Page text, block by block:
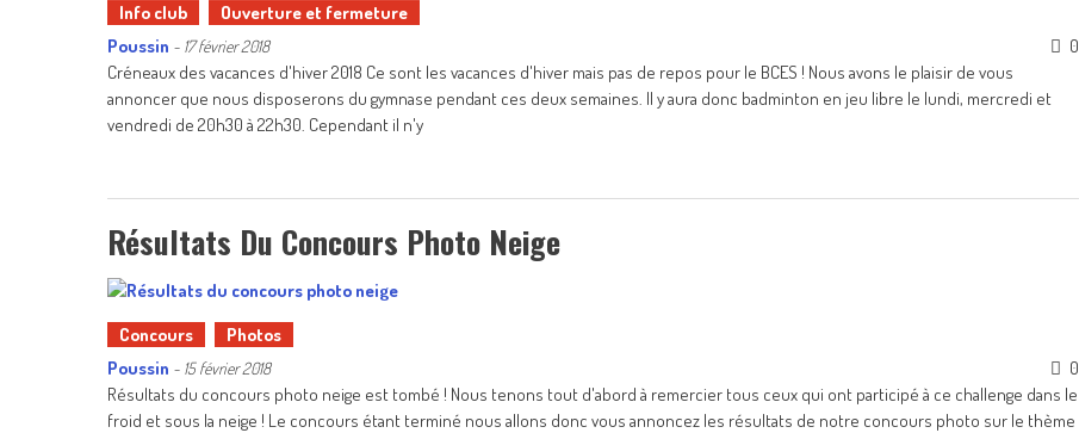
Info club
Ouverture et fermeture
Poussin - 17 février 2018
0
Créneaux des vacances d'hiver 2018 Ce sont les vacances d'hiver mais pas de repos pour le BCES ! Nous avons le plaisir de vous
annoncer que nous disposerons du gymnase pendant ces deux semaines. Il y aura donc badminton en jeu libre le lundi, mercredi et
vendredi de 20h30 à 22h30. Cependant il n'y
Résultats Du Concours Photo Neige
Concours
Photos
Poussin - 15 février 2018
0
Résultats du concours photo neige est tombé ! Nous tenons tout d'abord à remercier tous ceux qui ont participé à ce challenge dans le
froid et sous la neige ! Le concours étant terminé nous allons donc vous annoncez les résultats de notre concours photo sur le thème